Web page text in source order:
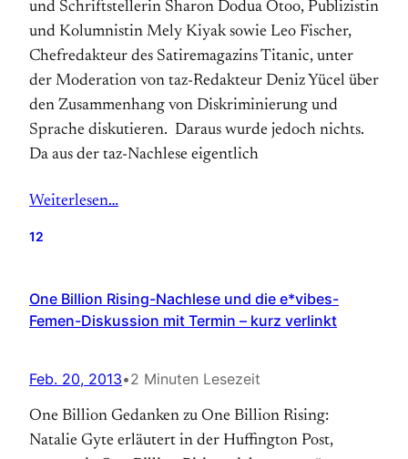
und Schriftstellerin Sharon Dodua Otoo, Publizistin
und Kolumnistin Mely Kiyak sowie Leo Fischer,
Chefredakteur des Satiremagazins Titanic, unter
der Moderation von taz-Redakteur Deniz Yücel über
den Zusammenhang von Diskriminierung und
Sprache diskutieren. Daraus wurde jedoch nichts.
Da aus der taz-Nachlese eigentlich
Weiterlesen…
12
One Billion Rising-Nachlese und die e*vibes-
Femen-Diskussion mit Termin – kurz verlinkt
Feb. 20, 2013•2 Minuten Lesezeit
One Billion Gedanken zu One Billion Rising:
Natalie Gyte erläutert in der Huffington Post,